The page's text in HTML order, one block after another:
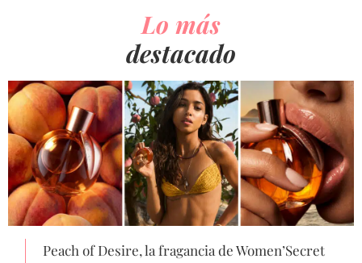
Lo más
destacado
Peach of Desire, la fragancia de Women’Secret